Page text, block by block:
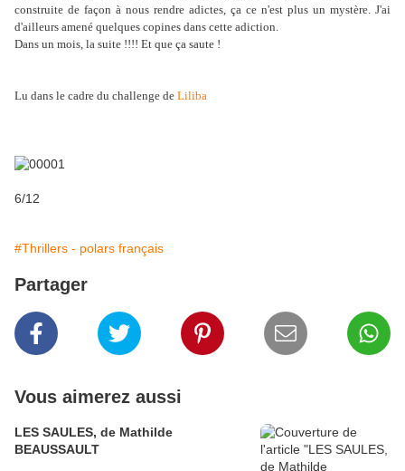
construite de façon à nous rendre adictes, ça ce n'est plus un mystère. J'ai
d'ailleurs amené quelques copines dans cette adiction.
Dans un mois, la suite !!!! Et que ça saute !
Lu dans le cadre du challenge de Liliba
6/12
#Thrillers - polars français
Partager
Vous aimerez aussi
LES SAULES, de Mathilde
BEAUSSAULT